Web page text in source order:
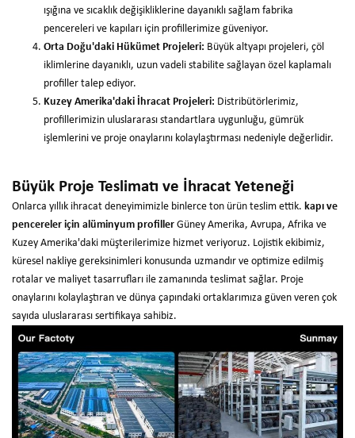
ışığına ve sıcaklık değişikliklerine dayanıklı sağlam fabrika
pencereleri ve kapıları için profillerimize güveniyor.
Orta Doğu'daki Hükümet Projeleri: Büyük altyapı projeleri, çöl
iklimlerine dayanıklı, uzun vadeli stabilite sağlayan özel kaplamalı
profiller talep ediyor.
Kuzey Amerika'daki İhracat Projeleri: Distribütörlerimiz,
profillerimizin uluslararası standartlara uygunluğu, gümrük
işlemlerini ve proje onaylarını kolaylaştırması nedeniyle değerlidir.
Büyük Proje Teslimatı ve İhracat Yeteneği
Onlarca yıllık ihracat deneyimimizle binlerce ton ürün teslim ettik. kapı ve
pencereler için alüminyum profiller Güney Amerika, Avrupa, Afrika ve
Kuzey Amerika'daki müşterilerimize hizmet veriyoruz. Lojistik ekibimiz,
küresel nakliye gereksinimleri konusunda uzmandır ve optimize edilmiş
rotalar ve maliyet tasarrufları ile zamanında teslimat sağlar. Proje
onaylarını kolaylaştıran ve dünya çapındaki ortaklarımıza güven veren çok
sayıda uluslararası sertifikaya sahibiz.